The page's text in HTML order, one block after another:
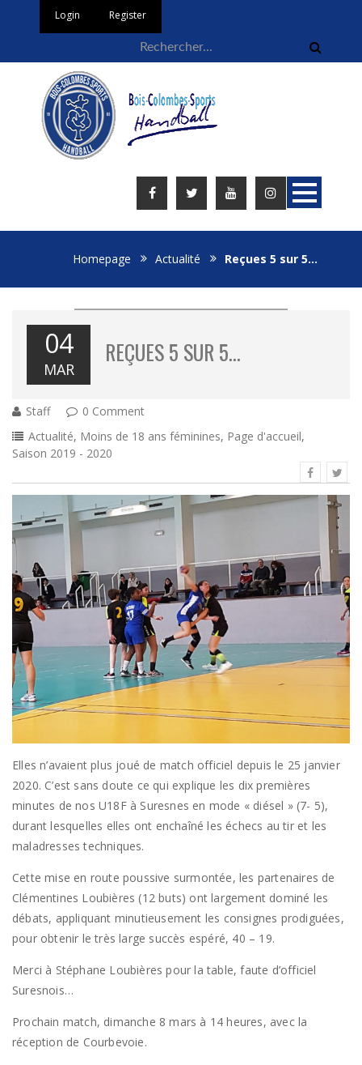
Login Register
Homepage Actualité Reçues 5 sur 5…
04
MAR
REÇUES 5 SUR 5…
Staff
0 Comment
Actualité, Moins de 18 ans féminines, Page d'accueil,
Saison 2019 - 2020
Elles n’avaient plus joué de match officiel depuis le 25 janvier
2020. C’est sans doute ce qui explique les dix premières
minutes de nos U18F à Suresnes en mode « diésel » (7- 5),
durant lesquelles elles ont enchaîné les échecs au tir et les
maladresses techniques.
Cette mise en route poussive surmontée, les partenaires de
Clémentines Loubières (12 buts) ont largement dominé les
débats, appliquant minutieusement les consignes prodiguées,
pour obtenir le très large succès espéré, 40 – 19.
Merci à Stéphane Loubières pour la table, faute d’officiel
Suresnois…
Prochain match, dimanche 8 mars à 14 heures, avec la
réception de Courbevoie.